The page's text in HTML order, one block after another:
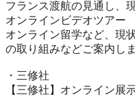
フランス渡航の見通し、
オンラインビデオツアー
オンライン留学など、 現
の取り組みなどご案内し
・三修社
【三修社】オンライン展